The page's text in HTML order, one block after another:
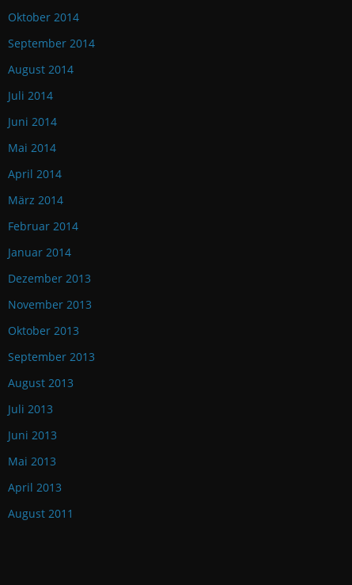
Oktober 2014
September 2014
August 2014
Juli 2014
Juni 2014
Mai 2014
April 2014
März 2014
Februar 2014
Januar 2014
Dezember 2013
November 2013
Oktober 2013
September 2013
August 2013
Juli 2013
Juni 2013
Mai 2013
April 2013
August 2011